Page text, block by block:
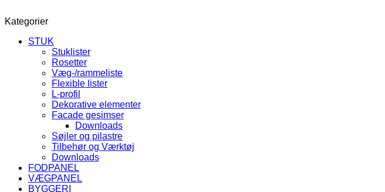
Kategorier
STUK
Stuklister
Rosetter
Væg-/rammeliste
Flexible lister
L-profil
Dekorative elementer
Facade gesimser
Downloads
Søjler og pilastre
Tilbehør og Værktøj
Downloads
FODPANEL
VÆGPANEL
BYGGERI